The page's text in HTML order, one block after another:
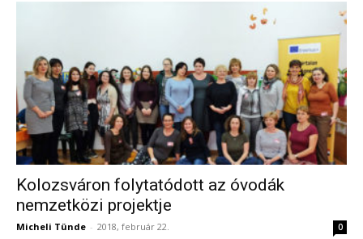
Kolozsváron folytatódott az óvodák
nemzetközi projektje
Micheli Tünde - 2018, február 22. 0